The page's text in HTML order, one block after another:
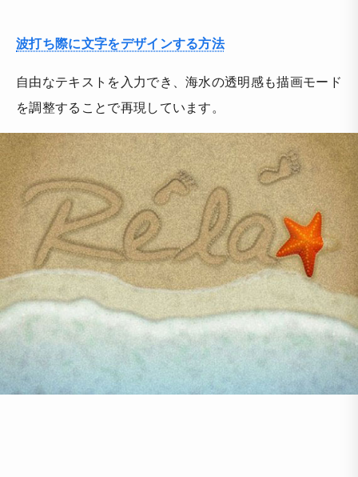
波打ち際に文字をデザインする方法
自由なテキストを入力でき、海水の透明感も描画モード
を調整することで再現しています。